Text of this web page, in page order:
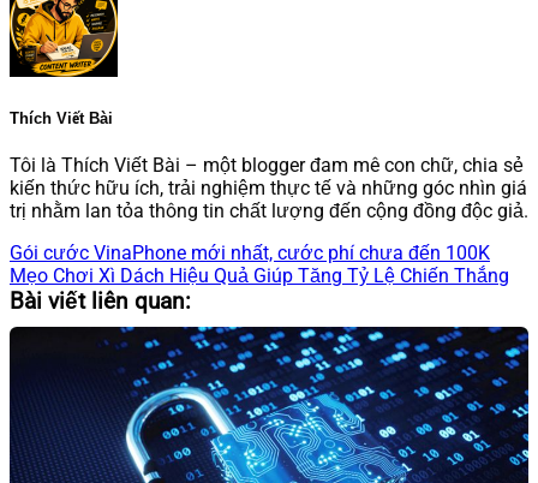
Thích Viết Bài
Tôi là Thích Viết Bài – một blogger đam mê con chữ, chia sẻ
kiến thức hữu ích, trải nghiệm thực tế và những góc nhìn giá
trị nhằm lan tỏa thông tin chất lượng đến cộng đồng độc giả.
Gói cước VinaPhone mới nhất, cước phí chưa đến 100K
Mẹo Chơi Xì Dách Hiệu Quả Giúp Tăng Tỷ Lệ Chiến Thắng
Bài viết liên quan: